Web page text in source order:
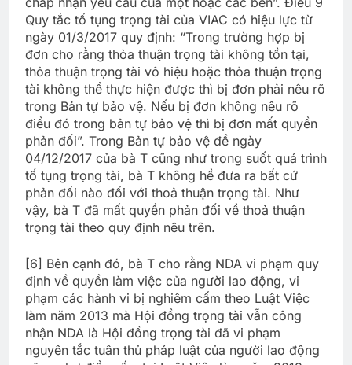
Quy tắc tố tụng trọng tài của VIAC có hiệu lực từ
ngày 01/3/2017 quy định: “Trong trường hợp bị
đơn cho rằng thỏa thuận trọng tài không tồn tại,
thỏa thuận trọng tài vô hiệu hoặc thỏa thuận trọng
tài không thể thực hiện được thì bị đơn phải nêu rõ
trong Bản tự bảo vệ. Nếu bị đơn không nêu rõ
điều đó trong bản tự bảo vệ thì bị đơn mất quyền
phản đối”. Trong Bản tự bảo vệ đề ngày
04/12/2017 của bà T cũng như trong suốt quá trình
tố tụng trọng tài, bà T không hề đưa ra bất cứ
phản đối nào đối với thoả thuận trọng tài. Như
vậy, bà T đã mất quyền phản đối về thoả thuận
trọng tài theo quy định nêu trên.
[6] Bên cạnh đó, bà T cho rằng NDA vi phạm quy
định về quyền làm việc của người lao động, vi
phạm các hành vi bị nghiêm cấm theo Luật Việc
làm năm 2013 mà Hội đồng trọng tài vẫn công
nhận NDA là Hội đồng trọng tài đã vi phạm
nguyên tắc tuân thủ pháp luật của người lao động